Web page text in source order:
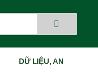
DỮ LIỆU, AN